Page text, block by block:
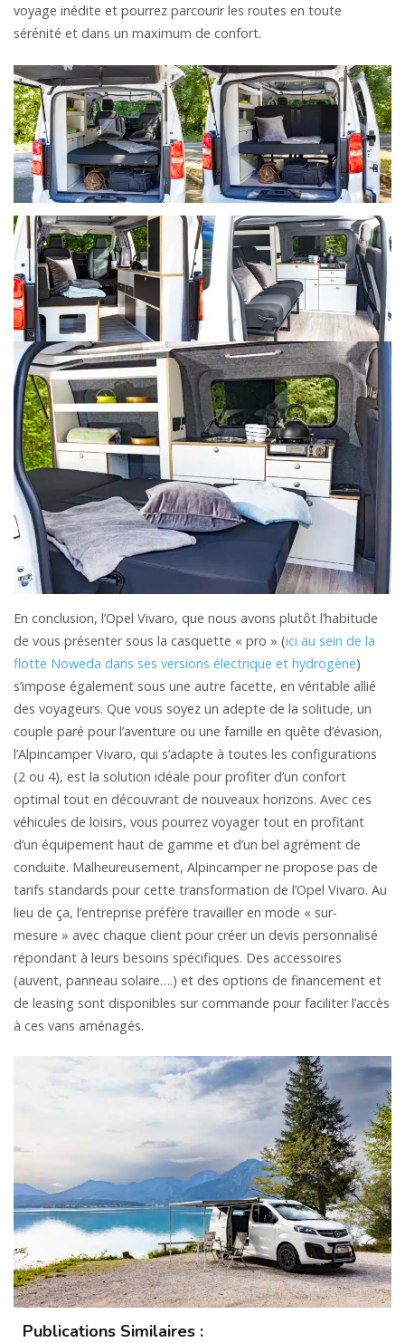
voyage inédite et pourrez parcourir les routes en toute
sérénité et dans un maximum de confort.
En conclusion, l’Opel Vivaro, que nous avons plutôt l’habitude
de vous présenter sous la casquette « pro » (ici au sein de la
flotte Noweda dans ses versions électrique et hydrogène)
s’impose également sous une autre facette, en véritable allié
des voyageurs. Que vous soyez un adepte de la solitude, un
couple paré pour l’aventure ou une famille en quête d’évasion,
l’Alpincamper Vivaro, qui s’adapte à toutes les configurations
(2 ou 4), est la solution idéale pour profiter d’un confort
optimal tout en découvrant de nouveaux horizons. Avec ces
véhicules de loisirs, vous pourrez voyager tout en profitant
d’un équipement haut de gamme et d’un bel agrément de
conduite. Malheureusement, Alpincamper ne propose pas de
tarifs standards pour cette transformation de l’Opel Vivaro. Au
lieu de ça, l’entreprise préfère travailler en mode « sur-
mesure » avec chaque client pour créer un devis personnalisé
répondant à leurs besoins spécifiques. Des accessoires
(auvent, panneau solaire….) et des options de financement et
de leasing sont disponibles sur commande pour faciliter l’accès
à ces vans aménagés.
Publications Similaires :